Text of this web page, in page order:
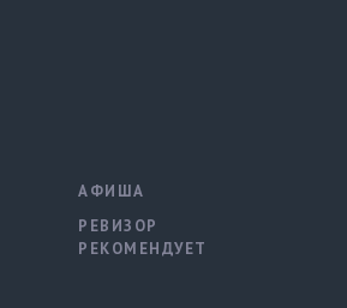
АФИША
РЕВИЗОР
РЕКОМЕНДУЕТ